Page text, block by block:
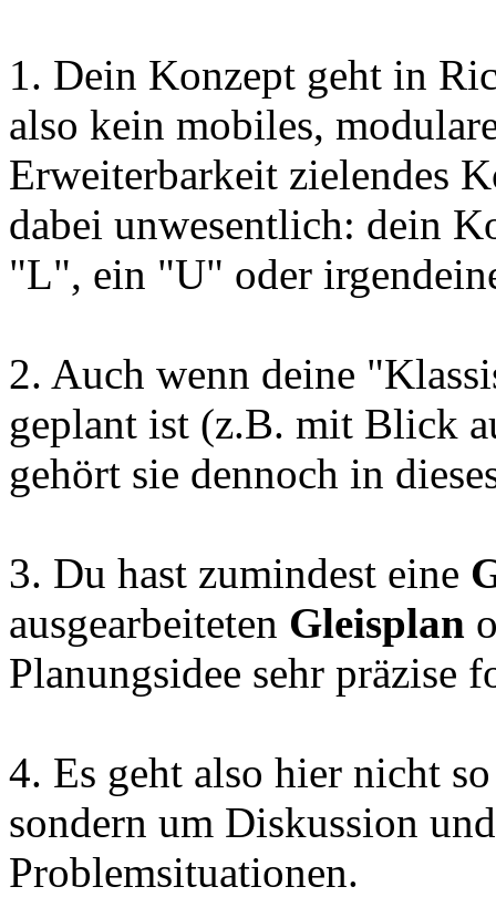
1. Dein Konzept geht in
also kein mobiles,
Erweiterbarkeit zielendes
dabei unwesentlich: dein
"L", ein "U" oder
2. Auch wenn deine
geplant ist (z.B. mit Blick
gehört sie dennoch in
3. Du hast zumindest eine
ausgearbeiteten Gleisplan
Planungsidee sehr präzise
4. Es geht also hier nicht
sondern um Diskussion
Problemsituationen.